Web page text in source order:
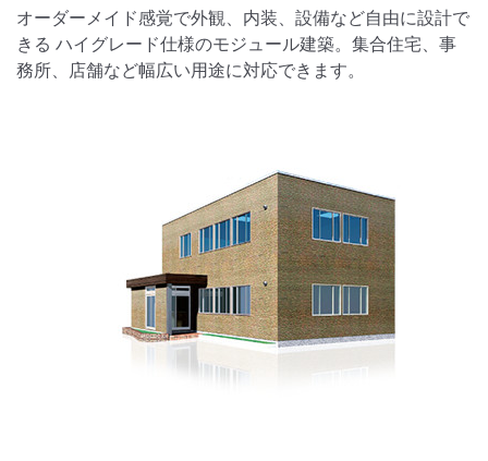
オーダーメイド感覚で外観、内装、設備など自由に設計で
きる ハイグレード仕様のモジュール建築。集合住宅、事
務所、店舗など幅広い用途に対応できます。